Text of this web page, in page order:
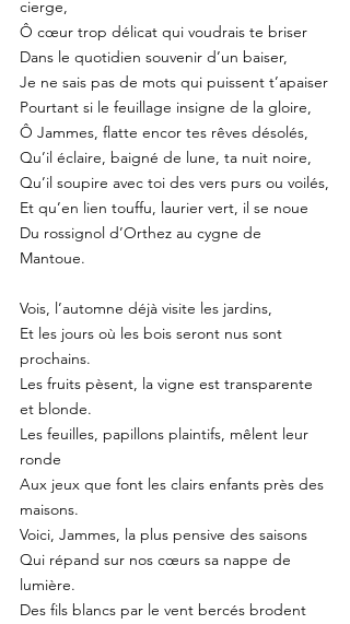
cierge,
Ô cœur trop délicat qui voudrais te briser
Dans le quotidien souvenir d’un baiser,
Je ne sais pas de mots qui puissent t’apaiser
Pourtant si le feuillage insigne de la gloire,
Ô Jammes, flatte encor tes rêves désolés,
Qu’il éclaire, baigné de lune, ta nuit noire,
Qu’il soupire avec toi des vers purs ou voilés,
Et qu’en lien touffu, laurier vert, il se noue
Du rossignol d’Orthez au cygne de
Mantoue.
Vois, l’automne déjà visite les jardins,
Et les jours où les bois seront nus sont
prochains.
Les fruits pèsent, la vigne est transparente
et blonde.
Les feuilles, papillons plaintifs, mêlent leur
ronde
Aux jeux que font les clairs enfants près des
maisons.
Voici, Jammes, la plus pensive des saisons
Qui répand sur nos cœurs sa nappe de
lumière.
Des fils blancs par le vent bercés brodent